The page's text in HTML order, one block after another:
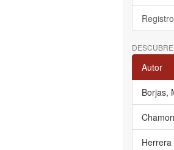
Registro
DESCUBRE
Autor
Borjas,